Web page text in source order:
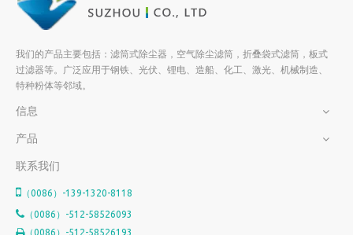
我们的产品主要包括：滤筒式除尘器，空气除尘滤筒，折叠袋式滤筒，板式
过滤器等。广泛应用于钢铁、光伏、锂电、造船、化工、激光、机械制造、
特种粉体等邻域。
信息
产品
联系我们
 （0086）-139-1320-8118
 （0086）-512-58526093
（0086）-512-58526193